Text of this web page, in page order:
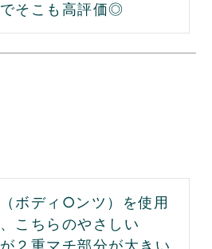
そこも高評価◎
ボディ○ンツ）を使用
こちらのやさしい